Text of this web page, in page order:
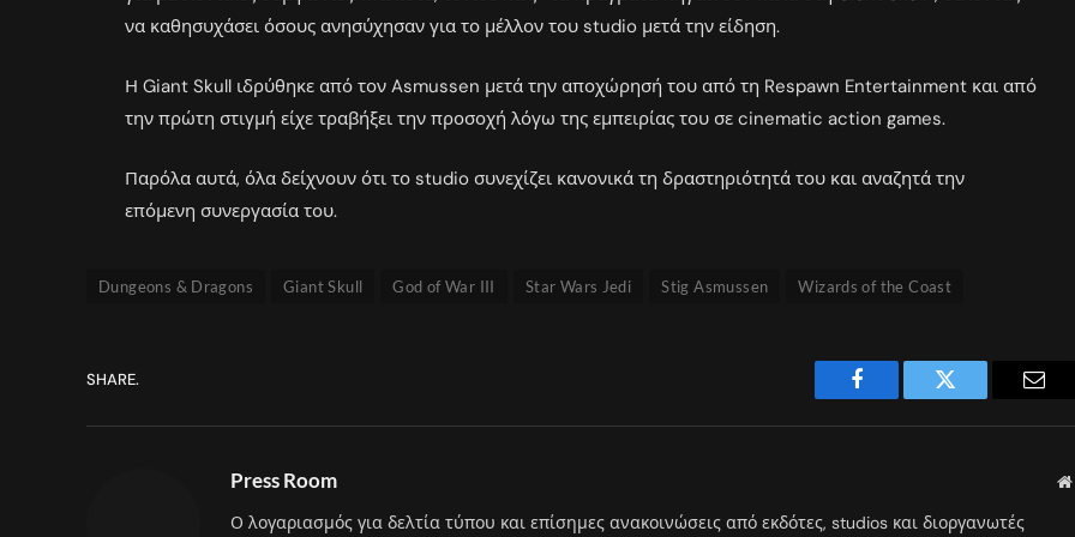
να καθησυχάσει όσους ανησύχησαν για το μέλλον του studio μετά την είδηση.
Η Giant Skull ιδρύθηκε από τον Asmussen μετά την αποχώρησή του από τη Respawn Entertainment και από
την πρώτη στιγμή είχε τραβήξει την προσοχή λόγω της εμπειρίας του σε cinematic action games.
Παρόλα αυτά, όλα δείχνουν ότι το studio συνεχίζει κανονικά τη δραστηριότητά του και αναζητά την
επόμενη συνεργασία του.
Dungeons & Dragons Giant Skull God of War III Star Wars Jedi Stig Asmussen Wizards of the Coast
SHARE.
Facebook Twitter
Press Room
Ο λογαριασμός για δελτία τύπου και επίσημες ανακοινώσεις από εκδότες, studios και διοργανωτές